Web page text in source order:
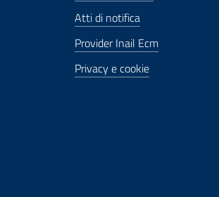
Atti di notifica
Provider Inail Ecm
Privacy e cookie